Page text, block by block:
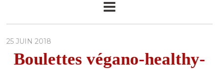
25 JUIN 2018
Boulettes végano-healthy-